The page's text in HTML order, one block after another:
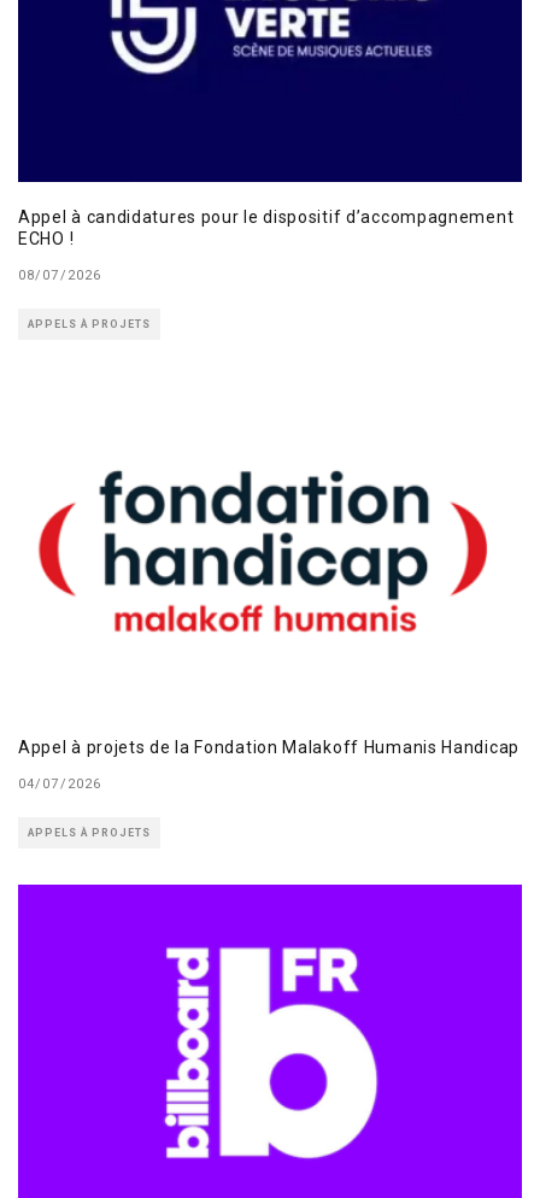
Appel à candidatures pour le dispositif d’accompagnement
ECHO !
08/07/2026
APPELS À PROJETS
Appel à projets de la Fondation Malakoff Humanis Handicap
04/07/2026
APPELS À PROJETS